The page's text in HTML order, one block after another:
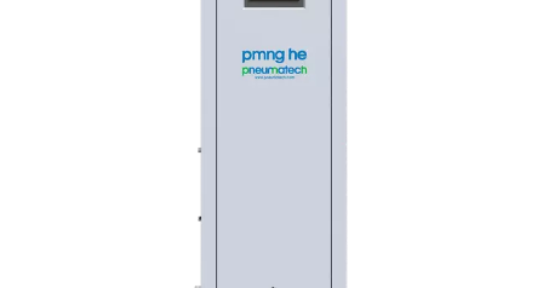
Mange additivproducerende virksomheder køber
industrigasser, selvom produktion af nitrogen på
flere fordele. Produktion på stedet er en mere
flaskegas eller flydende gas, hvilket bidrager til at